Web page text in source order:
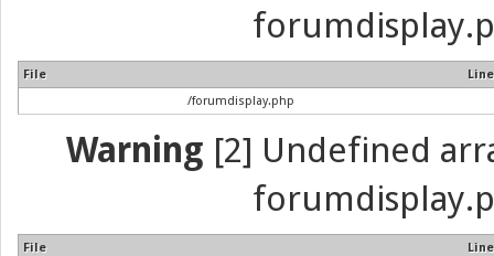
File
Line
/forumdisplay.php
Warning [2] Undefined
File
Line